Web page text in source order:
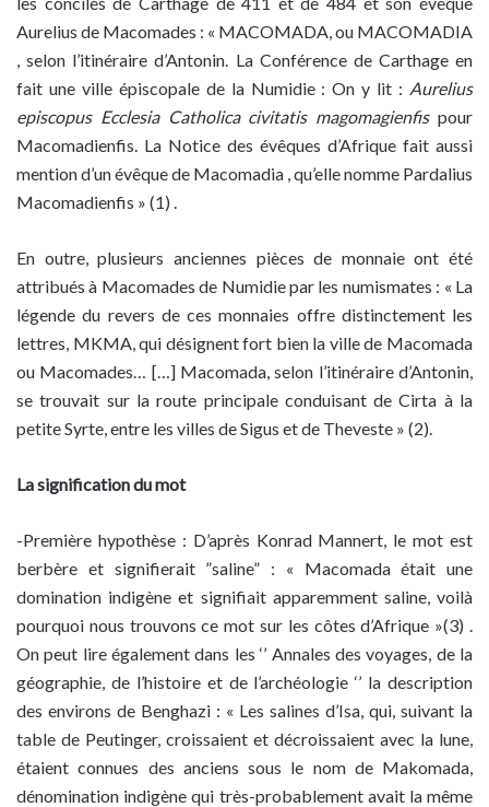
Aurelius de Macomades : « MACOMADA, ou MACOMADIA
, selon l’itinéraire d’Antonin. La Conférence de Carthage en
fait une ville épiscopale de la Numidie : On y lit : Aurelius
episcopus Ecclesia Catholica civitatis magomagienfispour
Macomadienfis. La Notice des évêques d’Afrique fait aussi
mention d’un évêque de Macomadia , qu’elle nomme Pardalius
Macomadienfis » (1) .
En outre, plusieurs anciennes pièces de monnaie ont été
attribués à Macomades de Numidie par les numismates : « La
légende du revers de ces monnaies offre distinctement les
lettres, MKMA, qui désignent fort bien la ville de Macomada
ou Macomades… […] Macomada, selon l’itinéraire d’Antonin,
se trouvait sur la route principale conduisant de Cirta à la
petite Syrte, entre les villes de Sigus et de Theveste » (2).
La signification du mot
-Première hypothèse : D’après Konrad Mannert, le mot est
berbère et signifierait ”saline” : « Macomada était une
domination indigène et signifiait apparemment saline, voilà
pourquoi nous trouvons ce mot sur les côtes d’Afrique »(3) .
On peut lire également dans les ‘’ Annales des voyages, de la
géographie, de l’histoire et de l’archéologie ‘’ la description
des environs de Benghazi : « Les salines d’Isa, qui, suivant la
table de Peutinger, croissaient et décroissaient avec la lune,
étaient connues des anciens sous le nom de Makomada,
dénomination indigène qui très-probablement avait la même